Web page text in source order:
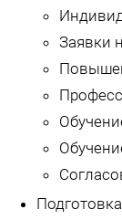
Заявки